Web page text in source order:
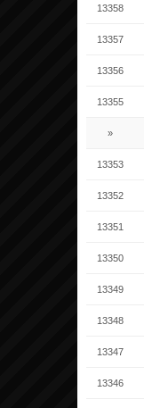
13358
13357
13356
13355
»
13353
13352
13351
13350
13349
13348
13347
13346